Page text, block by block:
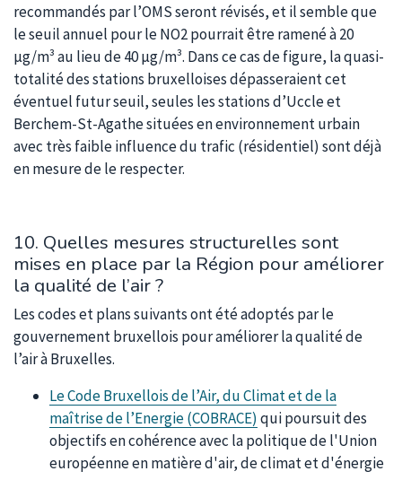
recommandés par l’OMS seront révisés, et il semble que
le seuil annuel pour le NO2 pourrait être ramené à 20
µg/m³ au lieu de 40 µg/m³. Dans ce cas de figure, la quasi-
totalité des stations bruxelloises dépasseraient cet
éventuel futur seuil, seules les stations d’Uccle et
Berchem-St-Agathe situées en environnement urbain
avec très faible influence du trafic (résidentiel) sont déjà
en mesure de le respecter.
10. Quelles mesures structurelles sont
mises en place par la Région pour améliorer
la qualité de l’air ?
Les codes et plans suivants ont été adoptés par le
gouvernement bruxellois pour améliorer la qualité de
l’air à Bruxelles.
Le Code Bruxellois de l’Air, du Climat et de la
maîtrise de l’Energie (COBRACE) qui poursuit des
objectifs en cohérence avec la politique de l'Union
européenne en matière d'air, de climat et d'énergie